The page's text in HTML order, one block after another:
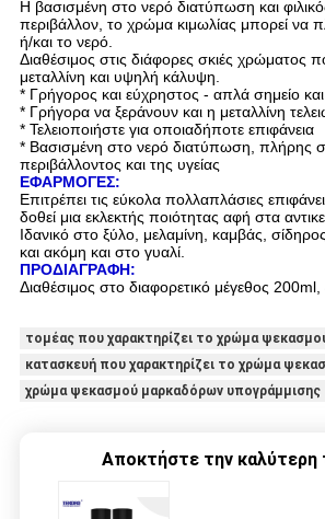
Η βασισμένη στο νερό διατύπωση και
περιβάλλον, το χρώμα κιμωλίας μπορεί να
ή/και το νερό.
Διαθέσιμος στις διάφορες σκιές χρώματος
μεταλλίνη και υψηλή κάλυψη.
* Γρήγορος και εύχρηστος - απλά σημείο
* Γρήγορα να ξεράνουν και η μεταλλίνη
* Τελειοποιήστε για οποιαδήποτε επιφάνεια
* Βασισμένη στο νερό διατύπωση, πλήρης
περιβάλλοντος και της υγείας
ΕΦΑΡΜΟΓΕΣ:
Επιτρέπει τις εύκολα πολλαπλάσιες
δοθεί μια εκλεκτής ποιότητας αφή στα
Ιδανικό στο ξύλο, μελαμίνη, καμβάς,
και ακόμη και στο γυαλί.
ΠΡΟΔΙΑΓΡΑΦΗ:
Διαθέσιμος στο διαφορετικό μέγεθος
τομέας που χαρακτηρίζει το χρώμα
κατασκευή που χαρακτηρίζει το χρώμα
χρώμα ψεκασμού μαρκαδόρων υπογράμμισης
Αποκτήστε την καλύτερη